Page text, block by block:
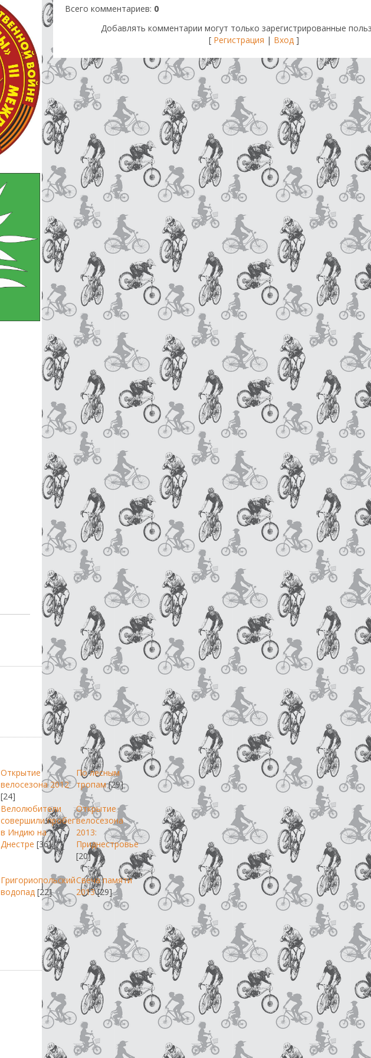
Всего комментариев: 0
Добавлять комментарии могут только зарегистрированные
[ Регистрация | Вход ]
Открытие
велосезона 2012
[24]
По лесным
тропам [29]
Велолюбители
совершили пробег
в Индию на
Днестре [36]
Открытие
велосезона
2013:
Приднестровье
[20]
Григориопольский
водопад [22]
Свеча памяти
2013 [29]